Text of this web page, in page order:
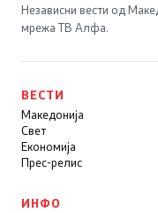
Независни вести од
мрежа ТВ Алфа.
ВЕСТИ
Македонија
Свет
Економија
Прес-релис
ИНФО